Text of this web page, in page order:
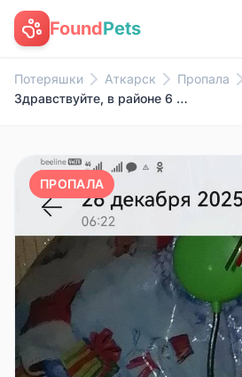
FoundPets
Потеряшки Аткарск Пропала
Здравствуйте, в районе 6 этажк...
ПРОПАЛА